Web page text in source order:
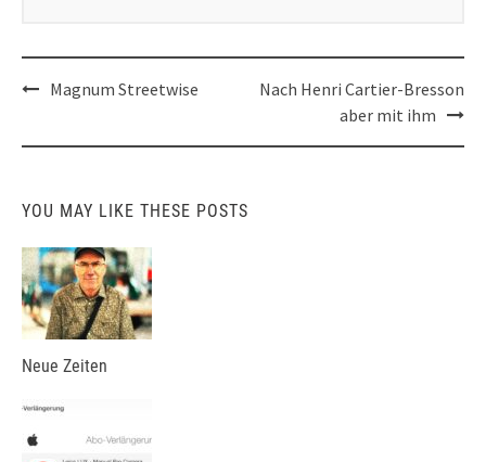
PostMagnum Streetwise
Nach Henri Cartier-Bresson
aber mit ihm
YOU MAY LIKE THESE POSTS
Neue Zeiten